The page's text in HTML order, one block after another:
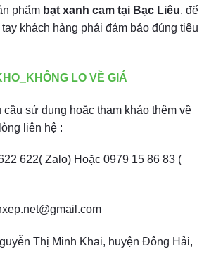
phẩm bạt xanh cam tại Bạc Liêu, để
khách hàng phải đảm bảo đúng tiêu
LO VỀ GIÁ
cầu sử dụng hoặc tham khảo thêm về
liên hệ :
622( Zalo) Hoặc 0979 15 86 83 (
Thị Minh Khai, huyện Đông Hải,